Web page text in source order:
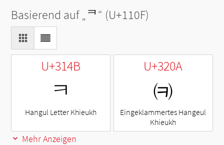
Basierend auf „ᄏ“ (U+110F)
U+314B
ㅋ
Hangul Letter Khieukh
U+320A
㈊
Eingeklammertes Hangeul
Khieukh
Mehr Anzeigen